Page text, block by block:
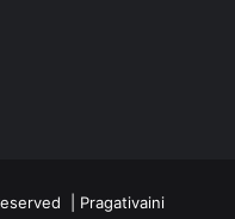
| Pragativaini